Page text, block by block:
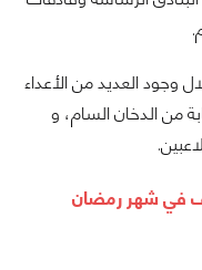
وجود العديد من الأعداء
من الدخان السام، و